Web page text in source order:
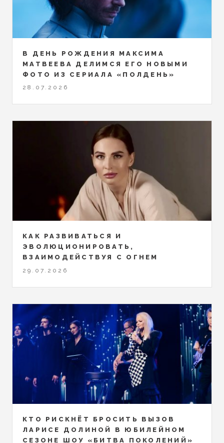
В ДЕНЬ РОЖДЕНИЯ МАКСИМА
МАТВЕЕВА ДЕЛИМСЯ ЕГО НОВЫМИ
ФОТО ИЗ СЕРИАЛА «ПОЛДЕНЬ»
28.07.2026
КАК РАЗВИВАТЬСЯ И
ЭВОЛЮЦИОНИРОВАТЬ,
ВЗАИМОДЕЙСТВУЯ С ОГНЕМ
29.07.2026
КТО РИСКНЁТ БРОСИТЬ ВЫЗОВ
ЛАРИСЕ ДОЛИНОЙ В ЮБИЛЕЙНОМ
СЕЗОНЕ ШОУ «БИТВА ПОКОЛЕНИЙ»